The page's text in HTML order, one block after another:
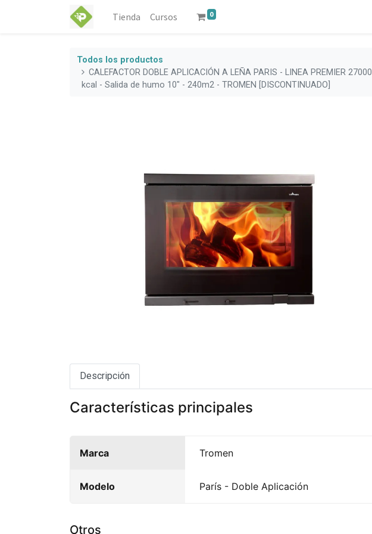
Tienda Cursos 0
Todos los productos
CALEFACTOR DOBLE APLICACIÓN A LEÑA PARIS - LINEA PREMIER 27000
kcal - Salida de humo 10" - 240m2 - TROMEN [DISCONTINUADO]
Descripción
Características principales
Marca Tromen
Modelo París - Doble Aplicación
Otros